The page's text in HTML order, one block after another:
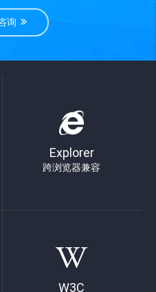
询
Explorer
跨浏览器兼容
W3C